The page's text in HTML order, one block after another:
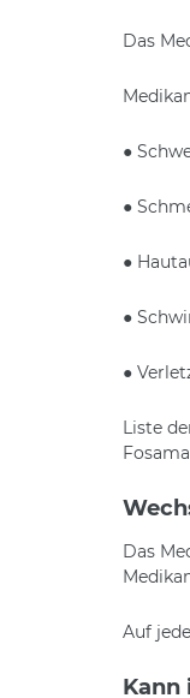
Das
●
●
●
●
●
Liste
Das
Auf
Kann